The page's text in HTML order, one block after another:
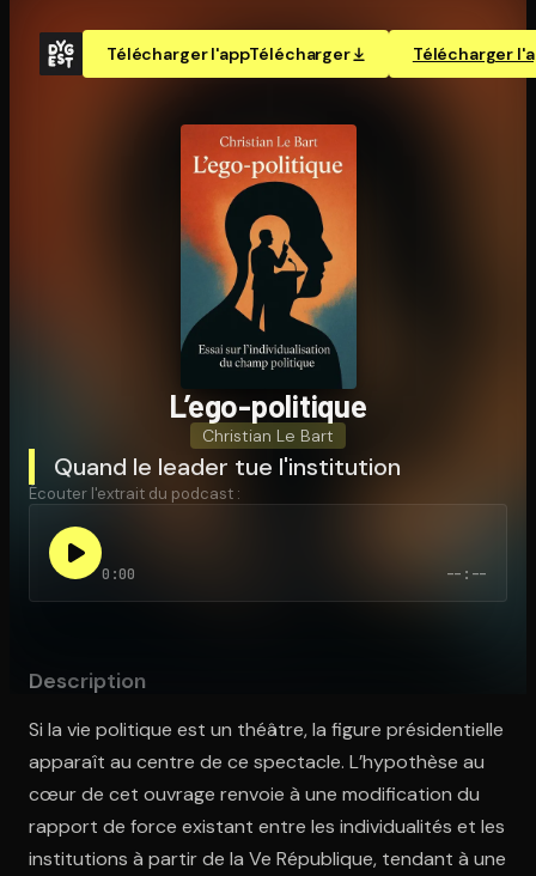
Télécharger l'appTélécharger Télécharger
L’ego-politique
Christian Le Bart
Quand le leader tue l'institution
Écouter l'extrait du podcast :
0:00 --:--
Description
Si la vie politique est un théâtre, la figure présidentielle
apparaît au centre de ce spectacle. L’hypothèse au
cœur de cet ouvrage renvoie à une modification du
rapport de force existant entre les individualités et les
institutions à partir de la Ve République, tendant à une